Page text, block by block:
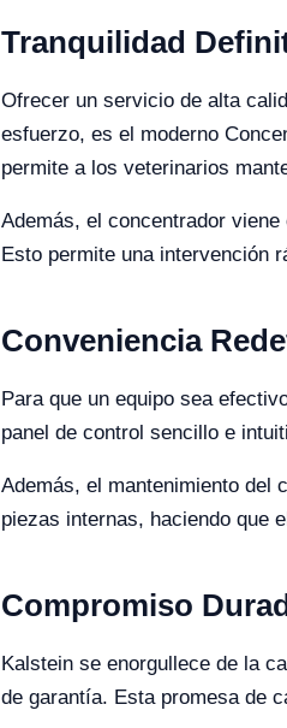
Tranquilidad
Ofrecer un servicio de alta
esfuerzo, es el moderno
permite a los veterinarios
Además, el concentrador
Esto permite una intervención
Conveniencia
Para que un equipo sea
panel de control sencillo e
Además, el mantenimiento del
piezas internas, haciendo que
Compromiso
Kalstein se enorgullece de la
de garantía. Esta promesa de